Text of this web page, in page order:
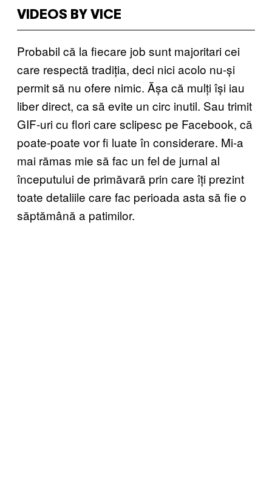
VIDEOS BY VICE
Probabil că la fiecare job sunt majoritari cei
care respectă tradiția, deci nici acolo nu-și
permit să nu ofere nimic. Ășa că mulți își iau
liber direct, ca să evite un circ inutil. Sau trimit
GIF-uri cu flori care sclipesc pe Facebook, că
poate-poate vor fi luate în considerare. Mi-a
mai rămas mie să fac un fel de jurnal al
începutului de primăvară prin care îți prezint
toate detaliile care fac perioada asta să fie o
săptămână a patimilor.